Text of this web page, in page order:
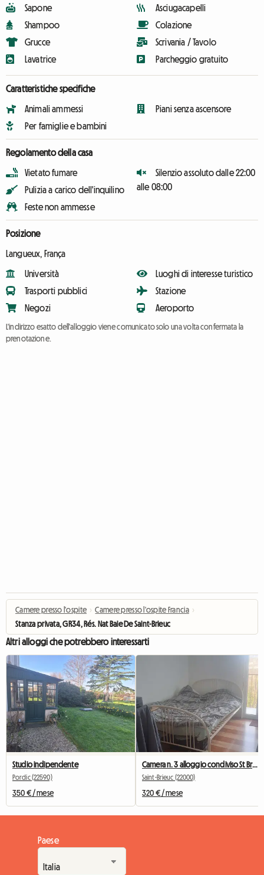
Sapone
Shampoo
Grucce
Lavatrice
Asciugacapelli
Colazione
Scrivania / Tavolo
Parcheggio gratuito
Caratteristiche specifiche
Animali ammessi
Per famiglie e bambini
Piani senza ascensore
Regolamento della casa
Vietato fumare
Pulizia a carico dell'inquilino
Feste non ammesse
Silenzio assoluto dalle 22:00
alle 08:00
Posizione
Langueux, França
Università
Trasporti pubblici
Negozi
Luoghi di interesse turistico
Stazione
Aeroporto
L'indirizzo esatto dell'alloggio viene comunicato solo una volta confermata la
prenotazione.
Camere presso l'ospite › Camere presso l'ospite Francia ›
Stanza privata, GR34, Rés. Nat Baie De Saint-Brieuc
Altri alloggi che potrebbero interessarti
Studio indipendente
Pordic (22590)
350 € / mese
Camera n. 3 alloggio condiviso St Brieuc Facoltà IUT 260 €
Saint-Brieuc (22000)
320 € / mese
Paese